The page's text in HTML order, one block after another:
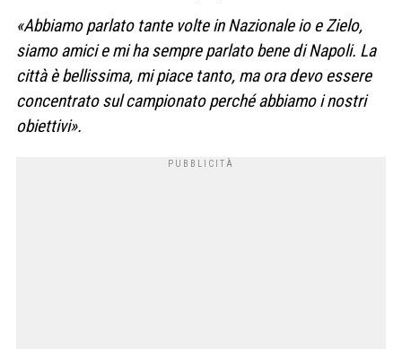
«Abbiamo parlato tante volte in Nazionale io e Zielo,
siamo amici e mi ha sempre parlato bene di Napoli. La
città è bellissima, mi piace tanto, ma ora devo essere
concentrato sul campionato perché abbiamo i nostri
obiettivi».